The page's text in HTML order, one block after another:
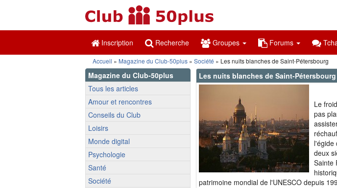
Inscription Recherche Groupes Forums
Accueil » Magazine du Club-50plus » Société » Les nuits blanches de Saint-Pétersbourg
Magazine du Club-50plus
Tous les articles
Amour et rencontres
Conseils du Club
Loisirs
Monde digital
Psychologie
Santé
Société
Les nuits blanches de Saint-Pétersbourg
Le
pas
l'égide
deux
Sainte
patrimoine mondial de l'UNESCO depuis